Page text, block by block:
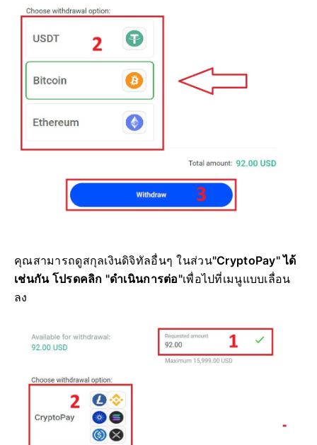
คุณสามารถดูสกุลเงินดิจิทัลอื่นๆ ในส่วน"CryptoPay" ได้
เช่นกัน โปรดคลิก "ดำเนินการต่อ"เพื่อไปที่เมนูแบบเลื่อน
ลง